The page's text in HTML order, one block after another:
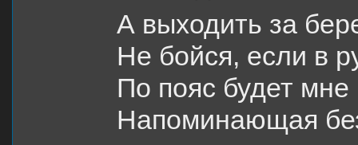
А выходить за
Не бойся, если в
По пояс будет мне
Напоминающая